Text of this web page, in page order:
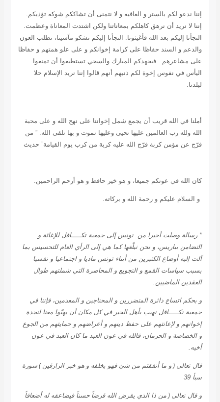
إننا ندعو لكم بالستر و العافية و لا نتمنى أن تشاككم شوكة تؤذيكم.
إننا لا نريد أن نرهق كاهلكم بمعاناتنا ولكن اشتدت المعاناة وعظمت.
التجأنا إليكم بعد الله فأغيثونا. التجأنا إليكم نشكو مآسينا، نطلب العون
والدعم و السند حفاظا على كرامة إخوانكم و على علو همتهم و حفاظا
على مشاعرهم.. فبجهدكم المبارك والسخي تستطيعوا أن تمنعوا
اليأس في نفوس إخوة لكم ذنبهم أنهم قالوا إننا نريد الإسلام حلا
لبلدنا.
أملنا في الله قريب أن يجمع شمل إخواننا على نهج الله و على محبة
الله ولله رب العالمين عليها نحيى وعليها نموت و بها نلقى الله. ” من
فرّج عن مؤمن كربة فرّج الله عليه كربة من كرب يوم القيامة” حديث
كان الله في عونكم جميعا، و هو خير حافظ و هو أرحم الراحمين.
و السلام عليكم و رحمة الله و بركاته.
* رسالة وصلت أخيرا من تونس إلى جمعية تكـــــافل للإغاثة و
التضامن بباريس، و نحن نبلّغها كما هي إلى الرأي العام للتحسيس بما
آلت إليه أوضاع الكثيرين من أبناء تونس ماديا و اجتماعيا و نفسيا
بسبب سياسات القمع و التجويع و المحاصرة التي شملتهم طوال
العقدين الماضيين.
و بحكم اتساع دائرة المتضررين و المحتاجين و المعدمين، فإننا في
جمعية تكـــــافل نهيب بأهل الخير في كل مكان أن يهبّوا معنا لنجدة
إخوانهم و لإعانتهم على حفظ دينهم و أعراضهم و حمايتهم من الجوع
و الخصاصة و الحرمان، فالله في عون العبد ما كان العبد في عون
أخيه.
قال تعالى ( و ما أنفقتم من شئ فهو يخلفه و هو خير الرازقين ) سورة
سبأ 39
و قال تعالى ( من ذا الذي يقرض الله قرضاً حسناً فيضاعفه له أضعافاً